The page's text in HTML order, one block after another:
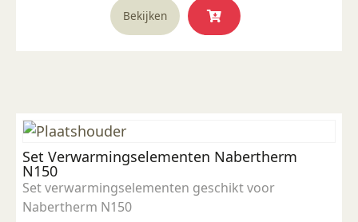
Bekijken
Set Verwarmingselementen Nabertherm
N150
Set verwarmingselementen geschikt voor
Nabertherm N150